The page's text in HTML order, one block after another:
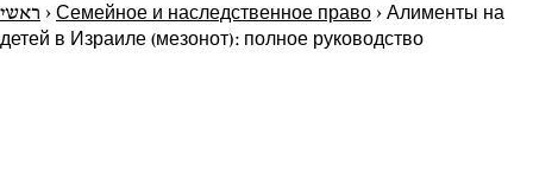
ראשי > Семейное и наследственное право > Алименты на
детей в Израиле (мезонот): полное руководство